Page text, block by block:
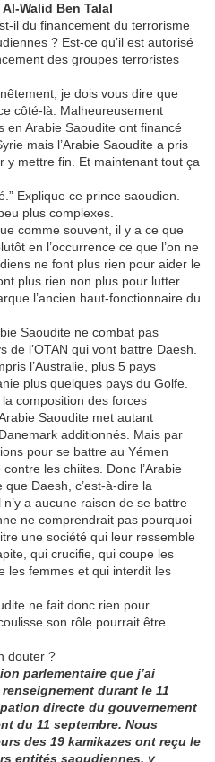
Walid Ben Talal
il du financement du terrorisme
? Est-ce qu’il est autorisé
des groupes terroristes
je dois vous dire que
côté-là. Malheureusement
en Arabie Saoudite ont financé
mais l’Arabie Saoudite a pris
y mettre fin. Et maintenant tout ça
Explique ce prince saoudien.
plus complexes.
comme souvent, il y a ce que
en l’occurrence ce que l’on ne
ne font plus rien pour aider le
plus rien non plus pour lutter
l’ancien haut-fonctionnaire du
Saoudite ne combat pas
de l’OTAN qui vont battre Daesh.
l’Australie, plus 5 pays
plus quelques pays du Golfe.
composition des forces
Saoudite met autant
additionnés. Mais par
pour se battre au Yémen
les chiites. Donc l’Arabie
Daesh, c’est-à-dire la
a aucune raison de se battre
ne comprendrait pas pourquoi
une société qui leur ressemble
qui crucifie, qui coupe les
les femmes et qui interdit les
ne fait donc rien pour
son rôle pourrait être
douter ?
parlementaire que j’ai
durant le 11
directe du gouvernement
du 11 septembre. Nous
des 19 kamikazes ont reçu le
entités saoudiennes, y